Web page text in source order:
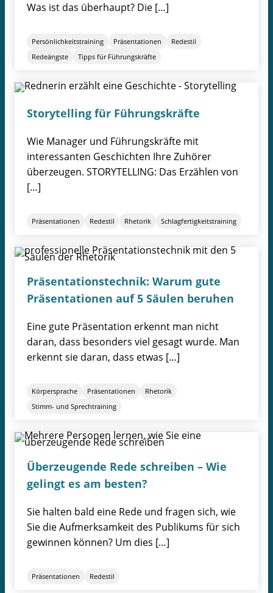
Was ist das überhaupt? Die […]
Persönlichkeitstraining Präsentationen
Redestil
Redeängste
Tipps für Führungskräfte
Storytelling für Führungskräfte
Wie Manager und Führungskräfte mit
interessanten Geschichten Ihre Zuhörer
überzeugen. STORYTELLING: Das Erzählen von
[…]
Präsentationen Redestil Rhetorik Schlagfertigkeitstraining
Präsentationstechnik: Warum gute
Präsentationen auf 5 Säulen beruhen
Eine gute Präsentation erkennt man nicht
daran, dass besonders viel gesagt wurde. Man
erkennt sie daran, dass etwas […]
Körpersprache Präsentationen
Rhetorik
Stimm- und Sprechtraining
Überzeugende Rede schreiben – Wie
gelingt es am besten?
Sie halten bald eine Rede und fragen sich, wie
Sie die Aufmerksamkeit des Publikums für sich
gewinnen können? Um dies […]
Präsentationen Redestil